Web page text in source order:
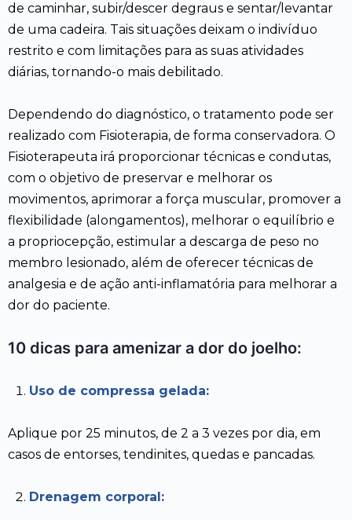
de caminhar, subir/descer degraus e sentar/levantar
de uma cadeira. Tais situações deixam o indivíduo
restrito e com limitações para as suas atividades
diárias, tornando-o mais debilitado.
Dependendo do diagnóstico, o tratamento pode ser
realizado com Fisioterapia, de forma conservadora. O
Fisioterapeuta irá proporcionar técnicas e condutas,
com o objetivo de preservar e melhorar os
movimentos, aprimorar a força muscular, promover a
flexibilidade (alongamentos), melhorar o equilíbrio e
a propriocepção, estimular a descarga de peso no
membro lesionado, além de oferecer técnicas de
analgesia e de ação anti-inflamatória para melhorar a
dor do paciente.
10 dicas para amenizar a dor do joelho:
Uso de compressa gelada:
Aplique por 25 minutos, de 2 a 3 vezes por dia, em
casos de entorses, tendinites, quedas e pancadas.
Drenagem corporal: